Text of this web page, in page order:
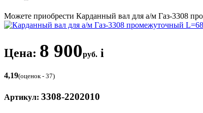
Можете приобрести Карданный вал для а/м Газ-3308
Цена: 8 900руб. i
4,19(оценок - 37)
Артикул: 3308-2202010